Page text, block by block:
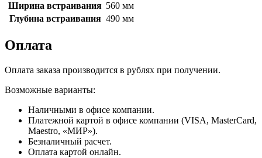
Ширина встраивания 560 мм
Глубина встраивания 490 мм
Оплата
Оплата заказа производится в рублях при получении.
Возможные варианты:
Наличными в офисе компании.
Платежной картой в офисе компании (VISA, MasterCard,
Maestro, «МИР»).
Безналичный расчет.
Оплата картой онлайн.